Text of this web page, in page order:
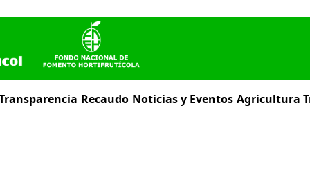
Recaudo Noticias y Eventos Agricultura